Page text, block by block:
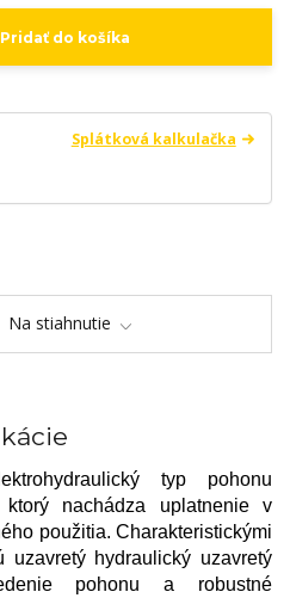
Pridať do košíka
Splátková kalkulačka
Na stiahnutie
typ pohonu
nachádza uplatnenie v
použitia. Charakteristickými
uzavretý hydraulický uzavretý
pohonu a robustné